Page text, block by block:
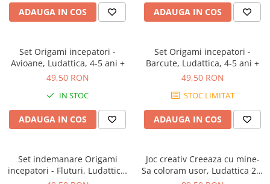
Jocuri geografie
Jocuri si jucarii educative
Jocuri STEAM
Jucarii interactive
Jucarii muzicale
Masinute si trenulete
Roboti de jucarie
ADAUGA IN COS ADAUGA IN COS
Set Origami incepatori -
Avioane, Ludattica, 4-5 ani +
49,50 RON
IN STOC
ADAUGA IN COS
Set Origami incepatori -
Barcute, Ludattica, 4-5 ani +
49,50 RON
STOC LIMITAT
ADAUGA IN COS
Set indemanare Origami
incepatori - Fluturi, Ludattica,
Joc creativ Creeaza cu mine-
Sa coloram usor, Ludattica 2-5